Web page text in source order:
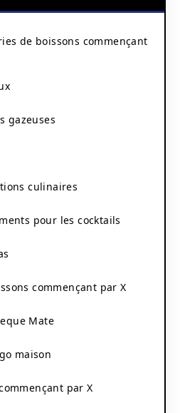
de boissons commençant
gazeuses
culinaires
pour les cocktails
commençant par X
Mate
maison
par X